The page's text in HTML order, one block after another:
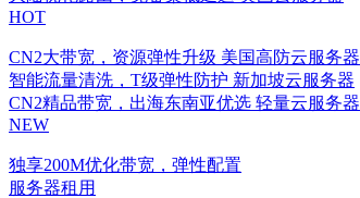
HOT
CN2大带宽，资源弹性升级 美国高防云服务器
智能流量清洗，T级弹性防护 新加坡云服务器
CN2精品带宽，出海东南亚优选 轻量云服务器
NEW
独享200M优化带宽，弹性配置
服务器租用